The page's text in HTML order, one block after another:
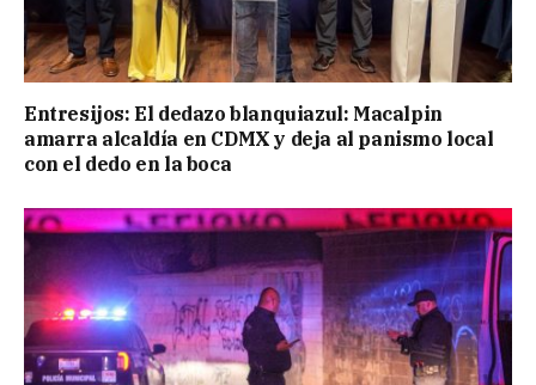
Entresijos: El dedazo blanquiazul: Macalpin
amarra alcaldía en CDMX y deja al panismo local
con el dedo en la boca